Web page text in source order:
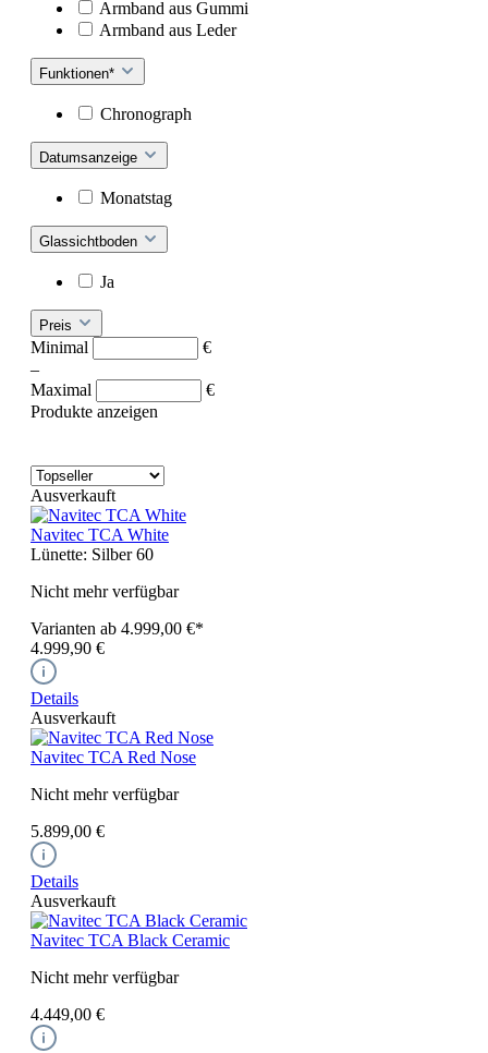
Armband aus Gummi
Armband aus Leder
Funktionen*
Chronograph
Datumsanzeige
Monatstag
Glassichtboden
Ja
Preis
Minimal
€
–
Maximal
€
Produkte anzeigen
Ausverkauft
Navitec TCA White
Lünette: Silber 60
Nicht mehr verfügbar
Varianten ab 4.999,00 €*
4.999,90 €
Details
Ausverkauft
Navitec TCA Red Nose
Nicht mehr verfügbar
5.899,00 €
Details
Ausverkauft
Navitec TCA Black Ceramic
Nicht mehr verfügbar
4.449,00 €